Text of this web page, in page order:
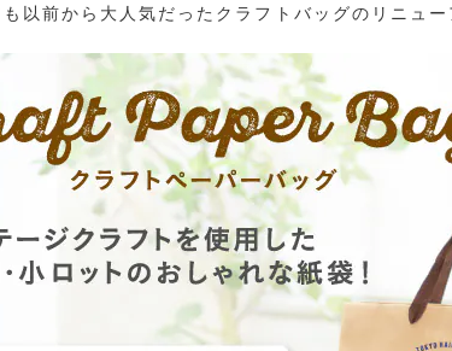
以前から大人気だったクラフトバッグのリニュ